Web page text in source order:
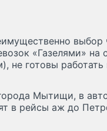
выбор
«‎Газелями» на
не готовы работать
Мытищи, в
в рейсы аж до